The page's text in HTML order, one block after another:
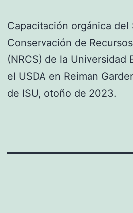
Capacitación orgánica del
Conservación de
(NRCS) de la Universidad
el USDA en Reiman
de ISU, otoño de 2023.